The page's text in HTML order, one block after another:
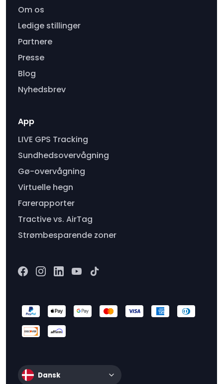
Om os
Ledige stillinger
Partnere
Presse
Blog
Nyhedsbrev
App
LIVE GPS Tracking
Sundhedsovervågning
Gø-overvågning
Virtuelle hegn
Farerapporter
Tractive vs. AirTag
Strømbesparende zoner
Dansk